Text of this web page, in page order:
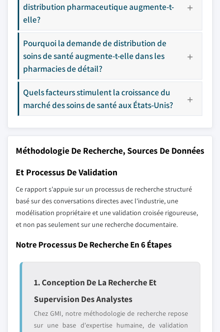
distribution pharmaceutique augmente-t-
elle?
Pourquoi la demande de distribution de
soins de santé augmente-t-elle dans les
pharmacies de détail?
Quels facteurs stimulent la croissance du
marché des soins de santé aux États-Unis?
Méthodologie De Recherche, Sources De Données
Et Processus De Validation
Ce rapport s'appuie sur un processus de recherche structuré
basé sur des conversations directes avec l'industrie, une
modélisation propriétaire et une validation croisée rigoureuse,
et non pas seulement sur une recherche documentaire.
Notre Processus De Recherche En 6 Étapes
1. Conception De La Recherche Et
Supervision Des Analystes
Chez GMI, notre méthodologie de recherche repose
sur une base d'expertise humaine, de validation